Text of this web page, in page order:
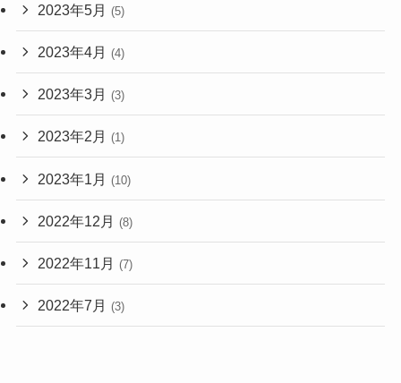
2023年5月 (5)
2023年4月 (4)
2023年3月 (3)
2023年2月 (1)
2023年1月 (10)
2022年12月 (8)
2022年11月 (7)
2022年7月 (3)